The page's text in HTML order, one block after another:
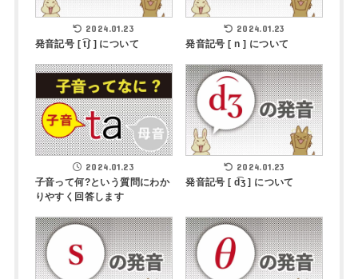
2024.01.23
発音記号 [ t͡ʃ ] について
2024.01.23
発音記号 [ n ] について
2024.01.23
子音って何?という質問にわか
りやすく回答します
2024.01.23
発音記号 [ d͡ʒ ] について